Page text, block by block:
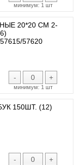
минимум: 1 шт
20*20 СМ 2-
57620
- +
минимум: 1 шт
150ШТ. (12)
- +